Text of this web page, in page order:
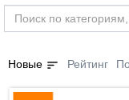
Новые sort Рейтинг